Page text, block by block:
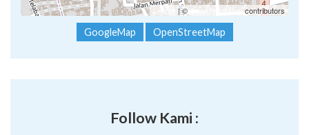
Leaflet | ©OpenStreetMap contributors
GoogleMap OpenStreetMap
Follow Kami :